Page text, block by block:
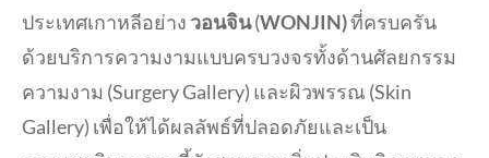
ประเทศเกาหลีอย่าง วอนจิน(WONJIN)ที่ครบครัน
ด้วยบริการความงามแบบครบวงจรทั้งด้านศัลยกรรม
ความงาม (Surgery Gallery) และผิวพรรณ (Skin
Gallery) เพื่อให้ได้ผลลัพธ์ที่ปลอดภัยและเป็น